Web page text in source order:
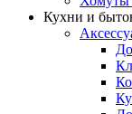
Кухни и